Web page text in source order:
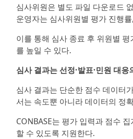
심사위원은 별도 파일 다운로드
운영자는 심사위원별 평가 진행
이를 통해 심사 종료 후 위원별
를 높일 수 있다.
심사 결과는 선정·발표·민원 대응
심사 결과는 단순한 점수 데이터
서는 속도뿐 아니라 데이터의 정
CONBASE는 평가 입력과 점수
할 수 있도록 지원한다.